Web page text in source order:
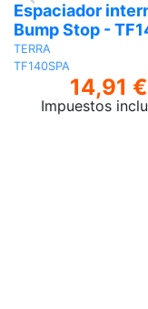
Espaciador
Bump Stop -
TERRA
TF140SPA
14,91 €
Impuestos